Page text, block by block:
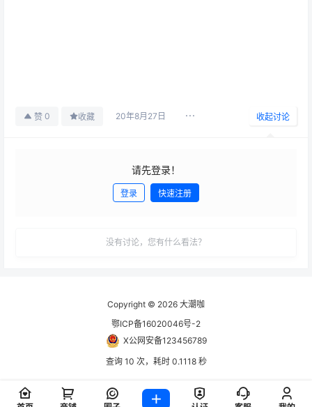
赞 0 收藏 20年8月27日 收起讨论
请先登录！
登录 快速注册
没有讨论，您有什么看法？
Copyright © 2026 大潮咖
鄂ICP备16020046号-2
X公网安备123456789
查询 10 次，耗时 0.1118 秒